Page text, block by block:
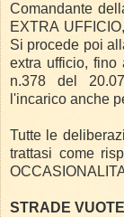
Comandante
EXTRA
Si procede poi
extra ufficio, fino
n.378 del
l'incarico anche
Tutte le
trattasi come
STRADE VUOTE